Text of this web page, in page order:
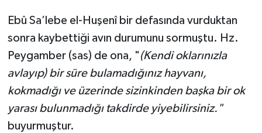
Ebû Sa’lebe el-Huşenî bir defasında vurduktan
sonra kaybettiği avın durumunu sormuştu. Hz.
Peygamber (sas) de ona, " (Kendi oklarınızla
avlayıp) bir süre bulamadığınız hayvanı,
kokmadığı ve üzerinde sizinkinden başka bir ok
yarası bulunmadığı takdirde yiyebilirsiniz."
buyurmuştur.